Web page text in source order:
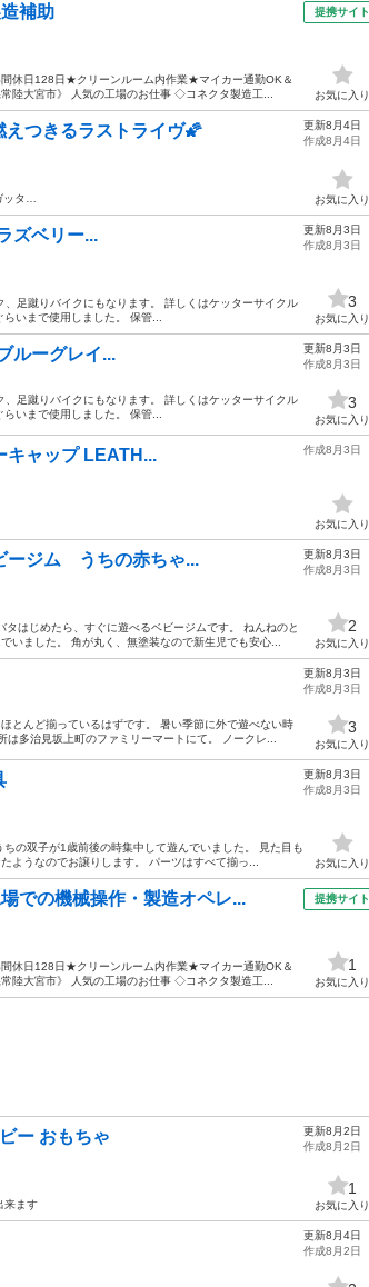
補助
休日128日★クリーンルーム内作業★マイカー通勤OK＆
陸大宮市》 人気の工場のお仕事 ◇コネクタ製造工...
提携サイト
お気に入り
つきるラストライヴ🌠
タ…
更新8月4日
作成8月4日
お気に入り
ズベリー...
足蹴りバイクにもなります。 詳しくはケッターサイクル
いまで使用しました。 保管...
更新8月3日
作成8月3日
3
お気に入り
ルーグレイ...
足蹴りバイクにもなります。 詳しくはケッターサイクル
いまで使用しました。 保管...
更新8月3日
作成8月3日
3
お気に入り
キャップ LEATH... 作成8月3日
お気に入り
ージム うちの赤ちゃ...
はじめたら、すぐに遊べるベビージムです。 ねんねのと
いました。 角が丸く、無塗装なので新生児でも安心...
更新8月3日
作成8月3日
2
お気に入り
とんど揃っているはずです。 暑い季節に外で遊べない時
多治見坂上町のファミリーマートにて。 ノークレ...
更新8月3日
作成8月3日
3
お気に入り
の双子が1歳前後の時集中して遊んでいました。 見た目も
ようなのでお譲りします。 パーツはすべて揃っ...
更新8月3日
作成8月3日
お気に入り
での機械操作・製造オペレ...
休日128日★クリーンルーム内作業★マイカー通勤OK＆
陸大宮市》 人気の工場のお仕事 ◇コネクタ製造工...
提携サイト
1
お気に入り
ー おもちゃ
来ます
更新8月2日
作成8月2日
1
お気に入り
更新8月4日
作成8月2日